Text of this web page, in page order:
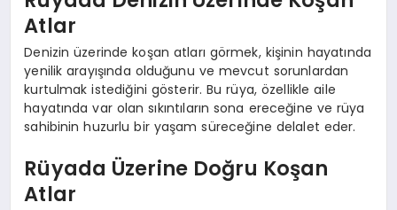
Atlar
Denizin üzerinde koşan atları görmek, kişinin hayatında
yenilik arayışında olduğunu ve mevcut sorunlardan
kurtulmak istediğini gösterir. Bu rüya, özellikle aile
hayatında var olan sıkıntıların sona ereceğine ve rüya
sahibinin huzurlu bir yaşam süreceğine delalet eder.
Rüyada Üzerine Doğru Koşan
Atlar